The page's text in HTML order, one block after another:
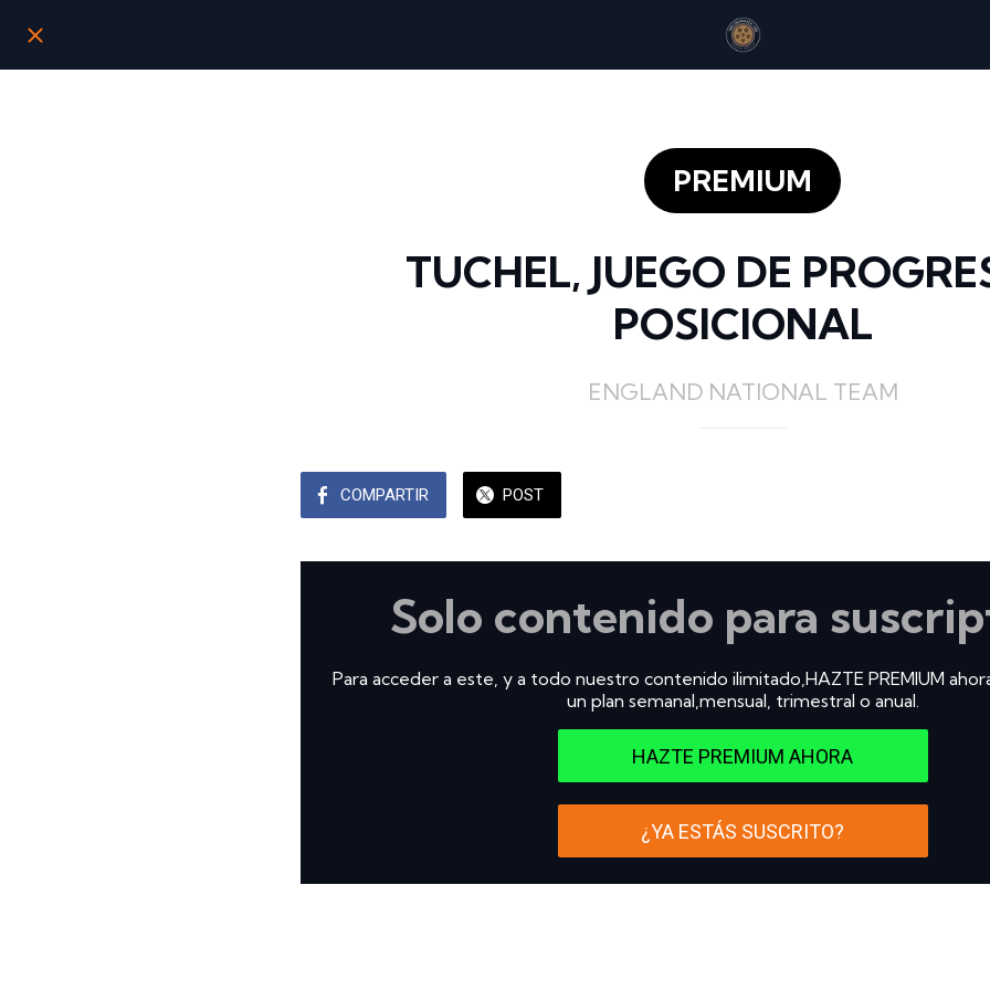
PREMIUM
TUCHEL, JUEGO DE
POSICIONAL
ENGLAND NATIONAL TEAM
COMPARTIR POST
Solo contenido para
Para acceder a este, y a todo nuestro contenido ilimitado,HAZTE PREMIUM
un plan semanal,mensual, trimestral o anual.
HAZTE PREMIUM AHORA
¿YA ESTÁS SUSCRITO?